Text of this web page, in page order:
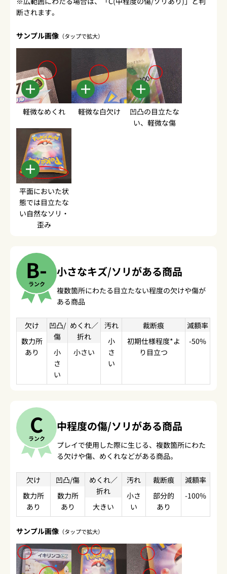
断されます。
サンプル画像 （タップで拡大）
軽微なめくれ 軽微な白欠け
凹凸の目立たな
い、軽微な傷
平面においた状
態では目立たな
い自然なソリ・
歪み
B-
ランク
小さなキズ/ソリがある商品
複数箇所にわたる目立たない程度の欠けや傷が
ある商品
欠け
数力所
あり
凹凸/
傷
小
さ
い
めくれ／
折れ
小さい
汚れ
小
さ
い
裁断痕
初期仕様程度*よ
り目立つ
減額率
-50%
C
ランク
中程度の傷/ソリがある商品
プレイで使用した際に生じる、複数箇所にわた
る欠けや傷、めくれなどがある商品。
欠け
数力所
あり
凹凸/傷
数力所
あり
めくれ／
折れ
大きい
汚れ
小さ
い
裁断痕
部分的
あり
減額率
-100%
サンプル画像 （タップで拡大）